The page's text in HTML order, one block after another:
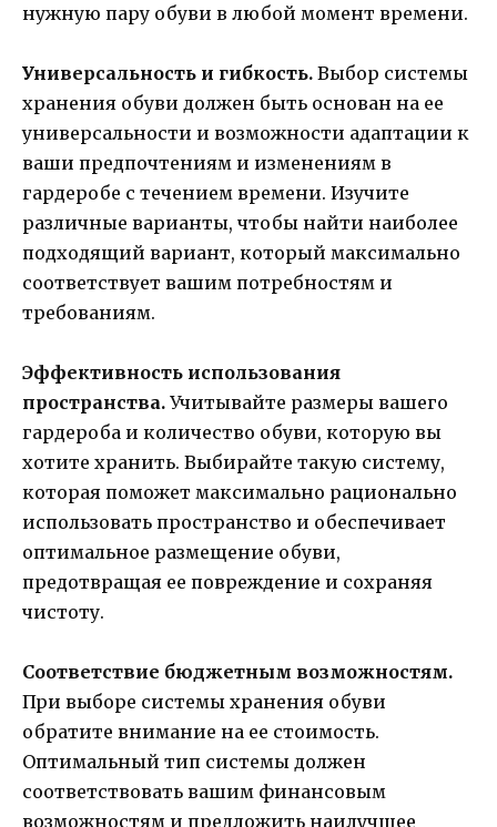
нужную пару обуви в любой момент времени.
Универсальность и гибкость. Выбор системы
хранения обуви должен быть основан на ее
универсальности и возможности адаптации к
ваши предпочтениям и изменениям в
гардеробе с течением времени. Изучите
различные варианты, чтобы найти наиболее
подходящий вариант, который максимально
соответствует вашим потребностям и
требованиям.
Эффективность использования
пространства. Учитывайте размеры вашего
гардероба и количество обуви, которую вы
хотите хранить. Выбирайте такую систему,
которая поможет максимально рационально
использовать пространство и обеспечивает
оптимальное размещение обуви,
предотвращая ее повреждение и сохраняя
чистоту.
Соответствие бюджетным возможностям.
При выборе системы хранения обуви
обратите внимание на ее стоимость.
Оптимальный тип системы должен
соответствовать вашим финансовым
возможностям и предложить наилучшее